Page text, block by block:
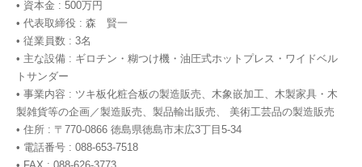
• 資本金 : 500万円
• 代表取締役 : 森 賢一
• 従業員数 : 3名
• 主な設備 : ギロチン・糊つけ機・油圧式ホットプレス・ワイドベル
トサンダー
• 事業内容 : ツキ板化粧合板の製造販売、木象嵌加工、木製家具・木
製雑貨等の企画／製造販売、製品輸出販売、 美術工芸品の製造販売
• 住所 : 〒770-0866 徳島県徳島市末広3丁目5-34
• 電話番号 : 088-653-7518
• FAX : 088-626-3773